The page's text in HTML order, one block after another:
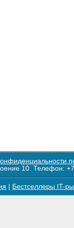
10. Телефон:
Бестселлеры IT-